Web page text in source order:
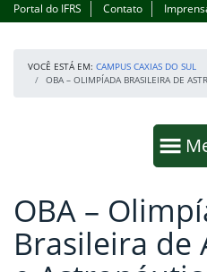
Portal do IFRS Contato
VOCÊ ESTÁ EM: CAMPUS CAXIAS DO SUL
OBA – OLIMPÍADA BRASILEIRA DE
Fim da navegação
Início do conteúdo
OBA –
Brasileira de